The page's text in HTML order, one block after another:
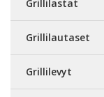
Grillilastat
Grillilautaset
Grillilevyt